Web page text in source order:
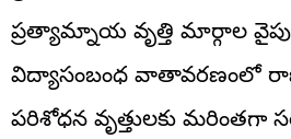
ప్రత్యామ్నాయ వృత్తి మార్గాల
విద్యాసంబంధ వాతావరణంలో
పరిశోధన వృత్తులకు మరింతగా